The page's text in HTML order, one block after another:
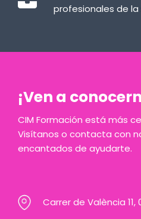
profesionales de
¡Ven a
CIM Formación está más
Visítanos o contacta con
encantados de ayudarte.
Carrer de València 11,